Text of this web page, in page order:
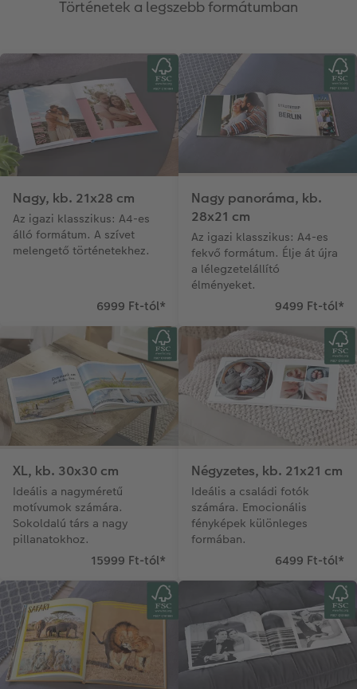
Történetek a legszebb formátumban
Nagy, kb. 21x28 cm
Az igazi klasszikus: A4-es
álló formátum. A szívet
melengető történetekhez.
6999 Ft-tól*
Nagy panoráma, kb.
28x21 cm
Az igazi klasszikus: A4-es
fekvő formátum. Élje át újra
a lélegzetelállító
élményeket.
9499 Ft-tól*
XL, kb. 30x30 cm
Ideális a nagyméretű
motívumok számára.
Sokoldalú társ a nagy
pillanatokhoz.
15999 Ft-tól*
Négyzetes, kb. 21x21 cm
Ideális a családi fotók
számára. Emocionális
fényképek különleges
formában.
6499 Ft-tól*